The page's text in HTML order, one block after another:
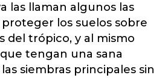
las llaman algunos las
proteger los suelos sobre
del trópico, y al mismo
tengan una sana
siembras principales sin